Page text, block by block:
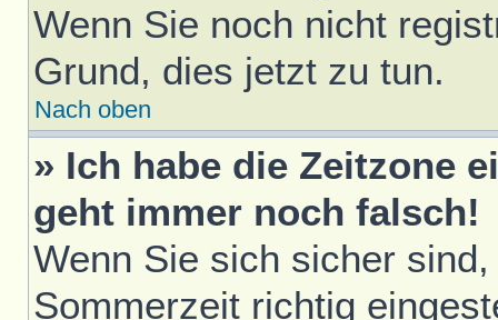
Wenn Sie noch nicht
Grund, dies jetzt zu tun.
Nach oben
» Ich habe die Zeitzone
geht immer noch falsch!
Wenn Sie sich sicher
Sommerzeit richtig